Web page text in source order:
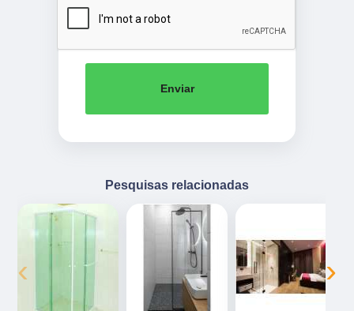
Enviar
Pesquisas relacionadas
‹ ›